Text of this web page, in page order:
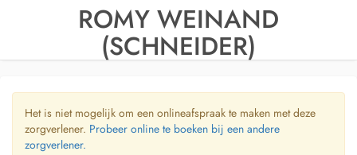
ROMY WEINAND
(SCHNEIDER)
Het is niet mogelijk om een onlineafspraak te maken met deze
zorgverlener. Probeer online te boeken bij een andere
zorgverlener.